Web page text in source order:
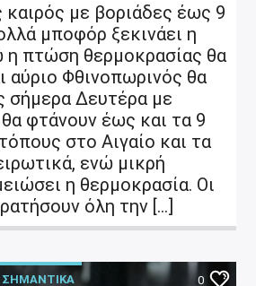
καιρός με βοριάδες έως 9
μποφόρ ξεκινάει η
πτώση θερμοκρασίας θα
αύριο Φθινοπωρινός θα
σήμερα Δευτέρα με
φτάνουν έως και τα 9
στο Αιγαίο και τα
ενώ μικρή
η θερμοκρασία. Οι
όλη την […]
ΣΗΜΑΝΤΙΚΑ 0